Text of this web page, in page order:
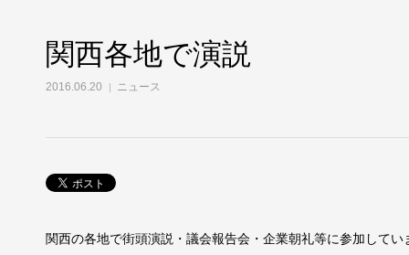
関西各地で演説
2016.06.20 ニュース
関西の各地で街頭演説・議会報告会・企業朝礼等に参加してい